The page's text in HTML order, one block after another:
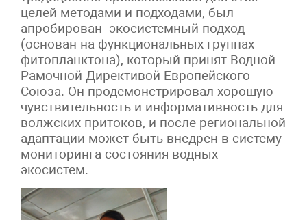
целей методами и подходами, был
апробирован экосистемный подход
(основан на функциональных группах
фитопланктона), который принят Водной
Рамочной Директивой Европейского
Союза. Он продемонстрировал хорошую
чувствительность и информативность для
волжских притоков, и после региональной
адаптации может быть внедрен в систему
мониторинга состояния водных
экосистем.